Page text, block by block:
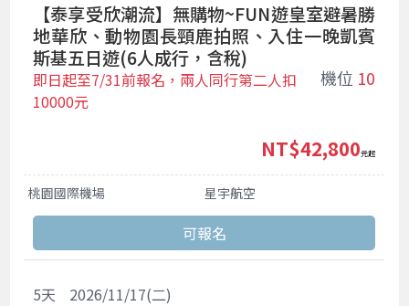
【泰享受欣潮流】無購物~FUN遊皇室避暑勝
地華欣、動物園長頸鹿拍照、入住一晚凱賓
斯基五日遊(6人成行，含稅)
機位 10
即日起至7/31前報名，兩人同行第二人扣
10000元
桃園國際機場 星宇航空
NT$42,800 起
2026/11/17(二)
5天